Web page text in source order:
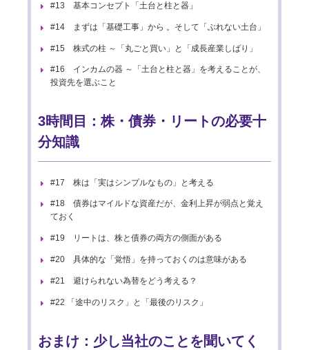
#13 基本コンセプト「土台と柱と器」
#14 まずは「基礎工事」から 。そして「ぶれない土台」
#15 株式の柱 ～「丸ごと買い」と「成長産業しばり」
#16 インカムの器 ～「土台と柱と器」を考えることが、
投資先を選ぶこと
3時間目：株・債券・リートの必要十
分知識
#17 株は「実はシンプルなもの」と考える
#18 債券はマイルドな資産だが、金利上昇が弱点と覚え
ておく
#19 リートは、株と債券の両方の側面がある
#20 具体的な「覚悟」を持っておくのは意味がある
#21 避けられない為替をどう考える？
#22 「途中のリスク」と「最後のリスク」
おまけ：少し当社のことを聞いてく